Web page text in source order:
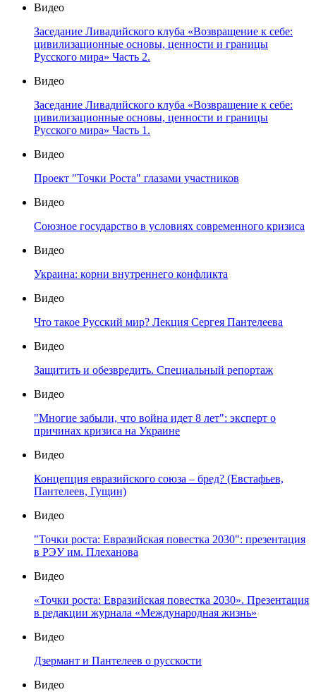
Видео
Заседание Ливадийского клуба «Возвращение к себе:
цивилизационные основы, ценности и границы
Русского мира» Часть 2.
Видео
Заседание Ливадийского клуба «Возвращение к себе:
цивилизационные основы, ценности и границы
Русского мира» Часть 1.
Видео
Проект "Точки Роста" глазами участников
Видео
Союзное государство в условиях современного кризиса
Видео
Украина: корни внутреннего конфликта
Видео
Что такое Русский мир? Лекция Сергея Пантелеева
Видео
Защитить и обезвредить. Специальный репортаж
Видео
"Многие забыли, что война идет 8 лет": эксперт о
причинах кризиса на Украине
Видео
Концепция евразийского союза – бред? (Евстафьев,
Пантелеев, Гущин)
Видео
"Точки роста: Евразийская повестка 2030": презентация
в РЭУ им. Плеханова
Видео
«Точки роста: Евразийская повестка 2030». Презентация
в редакции журнала «Международная жизнь»
Видео
Дзермант и Пантелеев о русскости
Видео